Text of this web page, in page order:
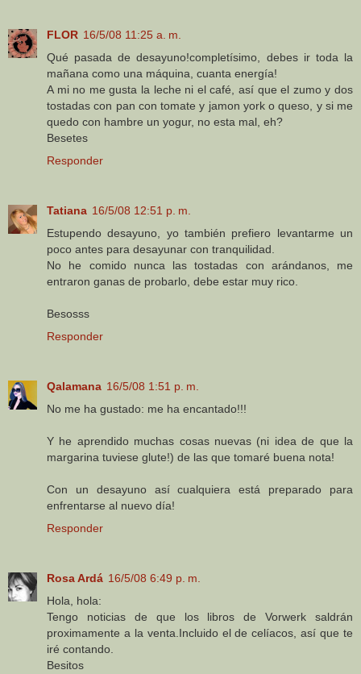
FLOR 16/5/08 11:25 a. m.
Qué pasada de desayuno!completísimo, debes ir toda la
mañana como una máquina, cuanta energía!
A mi no me gusta la leche ni el café, así que el zumo y dos
tostadas con pan con tomate y jamon york o queso, y si me
quedo con hambre un yogur, no esta mal, eh?
Besetes
Responder
Tatiana 16/5/08 12:51 p. m.
Estupendo desayuno, yo también prefiero levantarme un
poco antes para desayunar con tranquilidad.
No he comido nunca las tostadas con arándanos, me
entraron ganas de probarlo, debe estar muy rico.
Besosss
Responder
Qalamana 16/5/08 1:51 p. m.
No me ha gustado: me ha encantado!!!
Y he aprendido muchas cosas nuevas (ni idea de que la
margarina tuviese glute!) de las que tomaré buena nota!
Con un desayuno así cualquiera está preparado para
enfrentarse al nuevo día!
Responder
Rosa Ardá 16/5/08 6:49 p. m.
Hola, hola:
Tengo noticias de que los libros de Vorwerk saldrán
proximamente a la venta.Incluido el de celíacos, así que te
iré contando.
Besitos